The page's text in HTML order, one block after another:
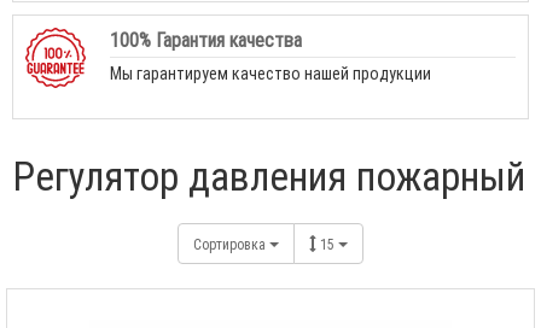
100% Гарантия качества
Мы гарантируем качество нашей продукции
Регулятор давления пожарный
Сортировка 15